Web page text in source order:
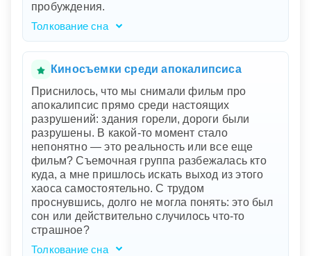
пробуждения.
Толкование сна
Ваш сон говорит о глубоком стремлении к
самовыражению и познанию себя. Сыграть
знаменитую историческую личность - это
скрытые таланты и внутренний потенциал.
Перевоплощение в другого человека
отражает ваше умение адаптироваться и
вашу способность к глубокому пониманию и
эмпатии. Костюм, который сидит идеально,
символизирует вашу уверенность в себе и
удовлетворение от проделанной работы, что
указывает на признание ваших усилий и
достижения.
Киносъемки среди апокалипсиса
Приснилось, что мы снимали фильм про
апокалипсис прямо среди настоящих
разрушений: здания горели, дороги были
разрушены. В какой-то момент стало
непонятно — это реальность или все еще
фильм? Съемочная группа разбежалась кто
куда, а мне пришлось искать выход из этого
хаоса самостоятельно. С трудом
проснувшись, долго не могла понять: это был
сон или действительно случилось что-то
страшное?
Толкование сна